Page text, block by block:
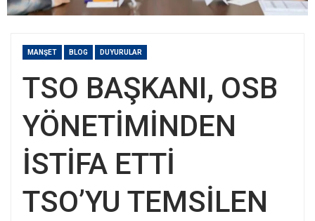
MANŞET BLOG DUYURULAR
TSO BAŞKANI, OSB
YÖNETİMİNDEN
İSTİFA ETTİ
TSO’YU TEMSİLEN